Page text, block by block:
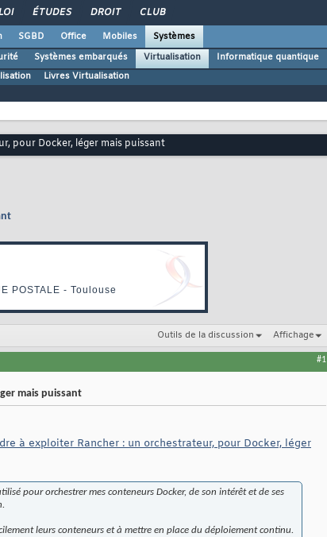
ÉTUDES DROIT CLUB
SGBD Office Mobiles
Systèmes
Systèmes embarqués Virtualisation Informatique quantique
Livres Virtualisation
pour Docker, léger mais puissant
Outils de la discussion Affichage
#1
mais puissant
à exploiter Rancher : un orchestrateur, pour Docker, léger
pour orchestrer mes conteneurs Docker, de son intérêt et de ses
leurs conteneurs et à mettre en place du déploiement continu.